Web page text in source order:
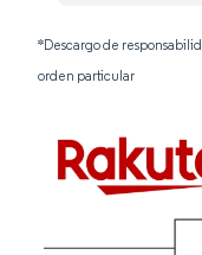
*Descargo de
orden particular